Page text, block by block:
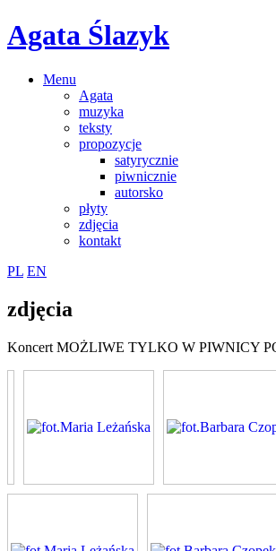
Agata Ślazyk
Menu
Agata
muzyka
teksty
propozycje
satyrycznie
piwnicznie
autorsko
płyty
zdjęcia
kontakt
PL EN
zdjęcia
Koncert MOŻLIWE TYLKO W PIWNICY